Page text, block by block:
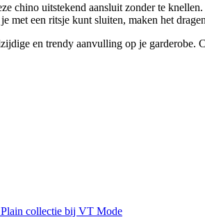
chino uitstekend aansluit zonder te
met een ritsje kunt sluiten, maken het
en trendy aanvulling op je garderobe.